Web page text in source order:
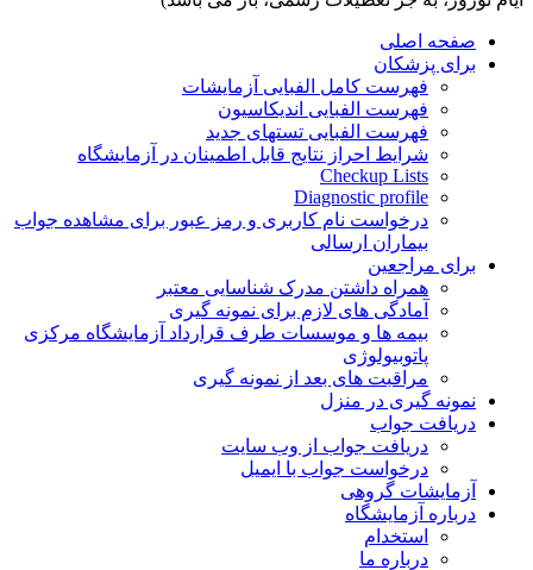
صفحه اصلی
برای پزشکان
فهرست کامل الفبایی آزمایشات
فهرست الفبایی اندیکاسیون
فهرست الفبایی تستهای جدید
شرایط احراز نتایج قابل اطمینان در آزمایشگاه
Checkup Lists
Diagnostic profile
درخواست نام کاربری و رمز عبور برای مشاهده جواب
بیماران ارسالی
برای مراجعین
همراه داشتن مدرک شناسایی معتبر
آمادگی های لازم برای نمونه گیری
بیمه ها و موسسات طرف قرارداد آزمایشگاه مرکزی
پاتوبیولوژی
مراقبت های بعد از نمونه گیری
نمونه گیری در منزل
دریافت جواب
دریافت جواب از وب سایت
درخواست جواب با ایمیل
آزمایشات گروهی
درباره آزمایشگاه
استخدام
درباره ما